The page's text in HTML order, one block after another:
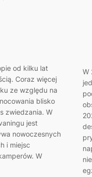
od kilku lat
Coraz więcej
ze względu na
blisko
zwiedzania. W
jest
nowoczesnych
i miejsc
W
W